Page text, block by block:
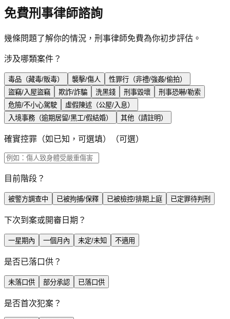
免費刑事律師諮詢
幾條問題了解你的情況，刑事律師免費為你初步評估。
涉及哪類案件？
毒品（藏毒/販毒） 襲擊/傷人
性罪行（非禮/強姦/偷拍）
盜竊/入屋盜竊
欺詐/詐騙 洗黑錢 刑事毀壞
刑事恐嚇/勒索
危險/不小心駕駛
虛假陳述（公屋/入息）
入境事務（逾期居留/黑工/假結婚）
其他（請註明）
確實控罪（如已知，可選填） （可選）
目前階段？
被警方調查中 已被拘捕/保釋 已被檢控/排期上庭 已定罪待判刑
下次到案或開審日期？
一星期內 一個月內 未定/未知 不適用
是否已落口供？
未落口供 部分承認 已落口供
是否首次犯案？